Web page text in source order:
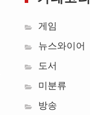
게임
뉴스와이어
도서
미분류
방송